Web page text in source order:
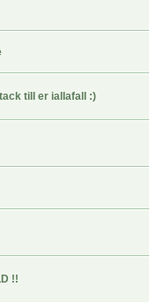
till er iallafall :)
!!